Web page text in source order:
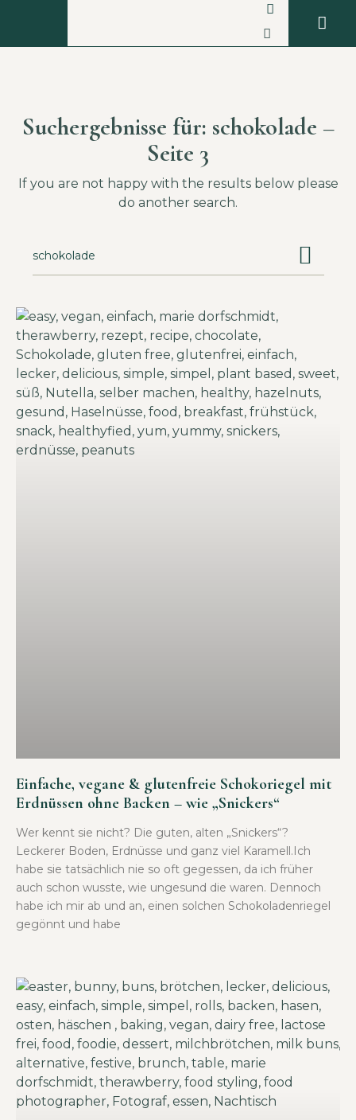
Suchergebnisse für: schokolade –
Seite 3
If you are not happy with the results below please
do another search.
Einfache, vegane & glutenfreie Schokoriegel mit
Erdnüssen ohne Backen – wie „Snickers“
Wer kennt sie nicht? Die guten, alten „Snickers“?
Leckerer Boden, Erdnüsse und ganz viel Karamell.Ich
habe sie tatsächlich nie so oft gegessen, da ich früher
auch schon wusste, wie ungesund die waren. Dennoch
habe ich mir ab und an, einen solchen Schokoladenriegel
gegönnt und habe